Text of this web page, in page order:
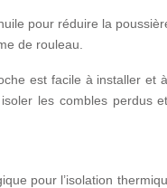
pour réduire la
de rouleau.
est facile à installer et
les combles perdus
pour l’isolation